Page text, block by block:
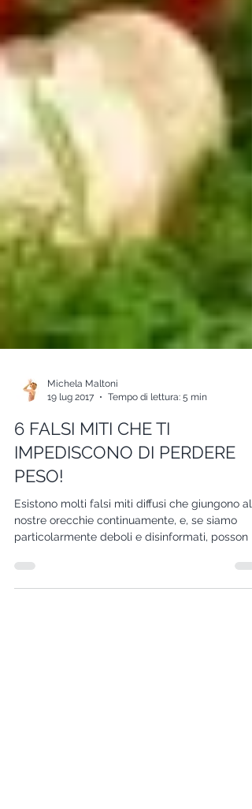
19 lug 2017
Tempo di lettura: 5 min
6 FALSI MITI CHE TI
IMPEDISCONO DI PERDERE
PESO!
Esistono molti falsi miti diffusi che giungono
particolarmente deboli e disinformati, posson